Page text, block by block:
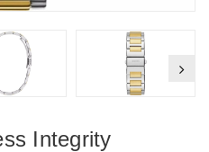
Integrity